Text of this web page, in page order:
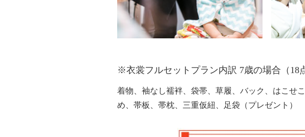
※衣裳フルセットプラン内訳 7歳の場合（18
着物、袖なし襦袢、袋帯、草履、バック、はこせ
め、帯板、帯枕、三重仮紐、足袋（プレゼント）